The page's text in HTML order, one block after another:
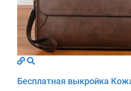
Бесплатная выкройка